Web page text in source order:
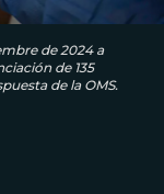
de 2024 a
de 135
de la OMS.